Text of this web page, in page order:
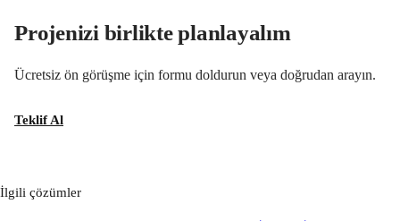
Projenizi birlikte planlayalım
Ücretsiz ön görüşme için formu doldurun veya doğrudan arayın.
Teklif Al
İlgili çözümler